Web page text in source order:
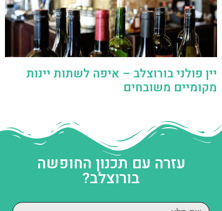
יין פולני בורוצלב – איפה לשתות יינות
מקומיים משובחים
עזרה עם תכנון החופשה
בורוצלב?